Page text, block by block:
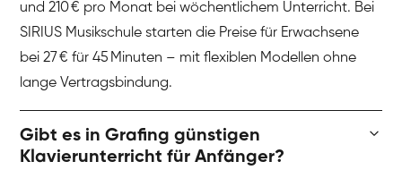
und 210 € pro Monat bei wöchentlichem Unterricht. Bei
SIRIUS Musikschule starten die Preise für Erwachsene
bei 27 € für 45 Minuten – mit flexiblen Modellen ohne
lange Vertragsbindung.
Gibt es in Grafing günstigen
Klavierunterricht für Anfänger?